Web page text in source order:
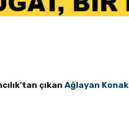
çıkanAğlayan Konak